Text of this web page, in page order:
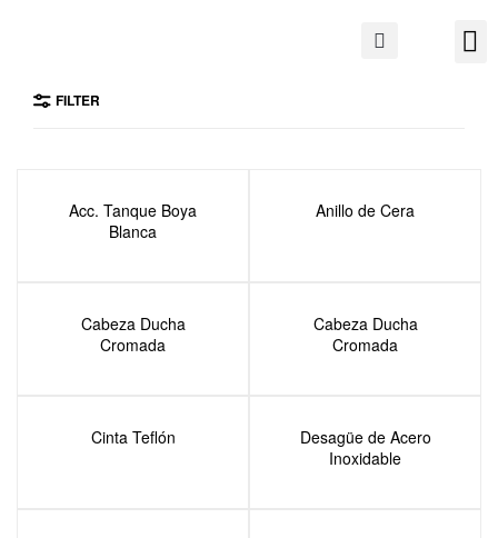
FILTER
Acc. Tanque Boya
Blanca
Anillo de Cera
Cabeza Ducha
Cromada
Cabeza Ducha
Cromada
Cinta Teflón
Desagüe de Acero
Inoxidable